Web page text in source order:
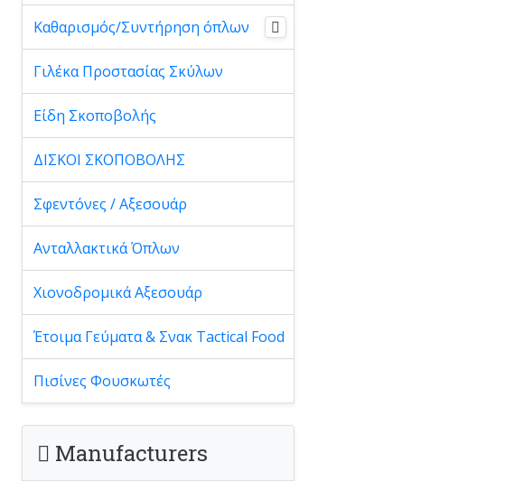
Καθαρισμός/Συντήρηση όπλων
Γιλέκα Προστασίας Σκύλων
Είδη Σκοποβολής
ΔΙΣΚΟΙ ΣΚΟΠΟΒΟΛΗΣ
Σφεντόνες / Αξεσουάρ
Ανταλλακτικά Όπλων
Χιονοδρομικά Αξεσουάρ
Έτοιμα Γεύματα & Σνακ Tactical Food
Πισίνες Φουσκωτές
Manufacturers